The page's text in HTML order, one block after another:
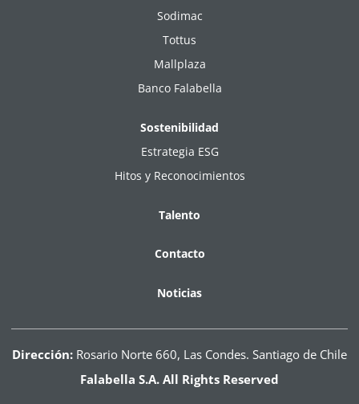
Sodimac
Tottus
Mallplaza
Banco Falabella
Sostenibilidad
Estrategia ESG
Hitos y Reconocimientos
Talento
Contacto
Noticias
Dirección: Rosario Norte 660, Las Condes. Santiago de Chile
Falabella S.A. All Rights Reserved